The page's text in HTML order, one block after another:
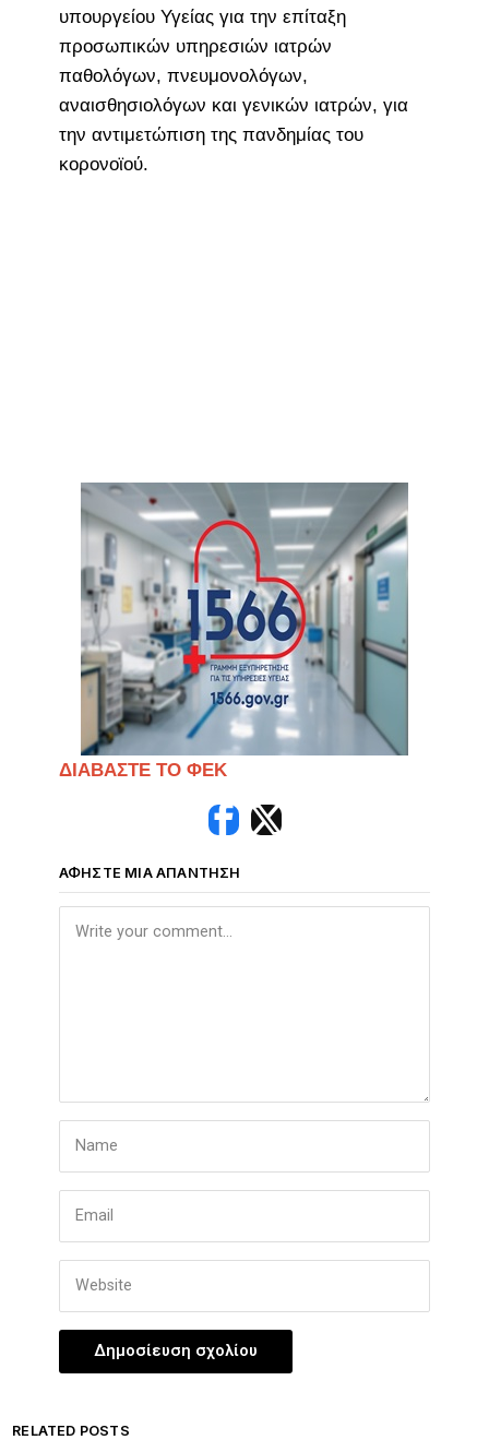
υπουργείου Υγείας για την επίταξη
προσωπικών υπηρεσιών ιατρών
παθολόγων, πνευμονολόγων,
αναισθησιολόγων και γενικών ιατρών, για
την αντιμετώπιση της πανδημίας του
κορονοϊού.
ΔΙΑΒΑΣΤΕ ΤΟ ΦΕΚ
ΑΦΉΣΤΕ ΜΙΑ ΑΠΆΝΤΗΣΗ
RELATED POSTS